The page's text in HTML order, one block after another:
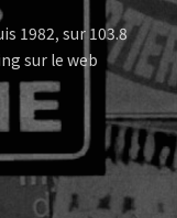
1982, sur 103.8
sur le web